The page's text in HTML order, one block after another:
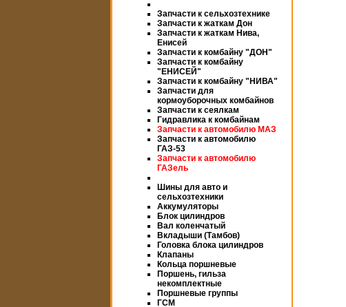
Запчасти к сельхозтехнике
Запчасти к жаткам Дон
Запчасти к жаткам Нива,
Енисей
Запчасти к комбайну "ДОН"
Запчасти к комбайну
"ЕНИСЕЙ"
Запчасти к комбайну "НИВА"
Запчасти для
кормоуборочных комбайнов
Запчасти к сеялкам
Гидравлика к комбайнам
Запчасти к автомобилю МАЗ
Запчасти к автомобилю
ГАЗ-53
Запчасти к автомобилю
ГАЗель
Шины для авто и
сельхозтехники
Аккумуляторы
Блок цилиндров
Вал коленчатый
Вкладыши (Тамбов)
Головка блока цилиндров
Клапаны
Кольца поршневые
Поршень, гильза
некомплектные
Поршневые группы
ГСМ